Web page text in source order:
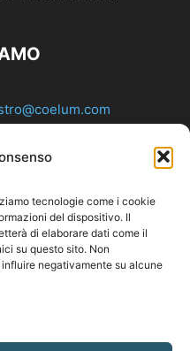
tecnologie come i cookie
del dispositivo. Il
di elaborare dati come il
su questo sito. Non
negativamente su alcune